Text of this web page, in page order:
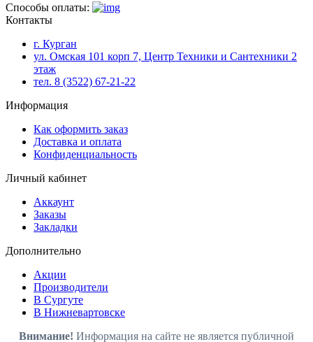
Способы оплаты:
Контакты
г. Курган
ул. Омская 101 корп 7, Центр Техники и Сантехники 2
этаж
тел. 8 (3522) 67-21-22
Информация
Как оформить заказ
Доставка и оплата
Конфиденциальность
Личный кабинет
Аккаунт
Заказы
Закладки
Дополнительно
Акции
Производители
В Сургуте
В Нижневартовске
Внимание! Информация на сайте не является публичной